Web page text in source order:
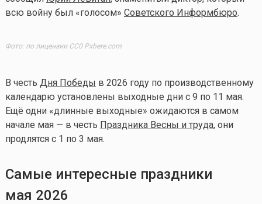
всю войну был «голосом» Советского Информбюро.
Фото: по лицензии CC0 Pxhere.com
В честь Дня Победы в 2026 году по производственному
календарю установлены выходные дни с 9 по 11 мая.
Ещё одни «длинные выходные» ожидаются в самом
начале мая — в честь Праздника Весны и труда, они
продлятся с 1 по 3 мая.
Самые интересные праздники
мая 2026